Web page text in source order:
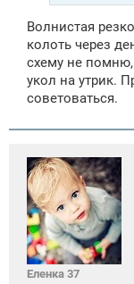
Волнистая
колоть через
схему не
укол на утрик.
советоваться.
Еленка 37